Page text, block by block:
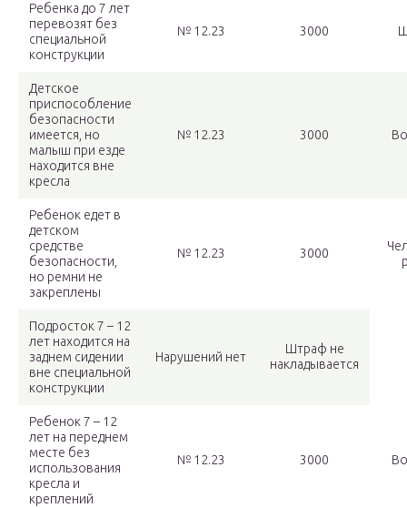
Ребенка до 7 лет
перевозят без
специальной
конструкции
№ 12.23 3000
Детское
приспособление
безопасности
имеется, но
малыш при езде
находится вне
кресла
№ 12.23 3000
Ребенок едет в
детском
средстве
безопасности,
но ремни не
закреплены
№ 12.23 3000
Подросток 7 – 12
лет находится на
заднем сидении
вне специальной
конструкции
Нарушений нет
Штраф не
накладывается
Ребенок 7 – 12
лет на переднем
месте без
использования
кресла и
креплений
№ 12.23 3000